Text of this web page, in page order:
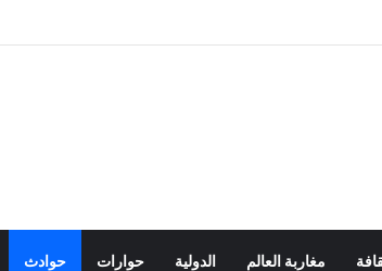
بعد تعنيف المغاربة في
حوادث حوارات الدولية مغاربة العالم